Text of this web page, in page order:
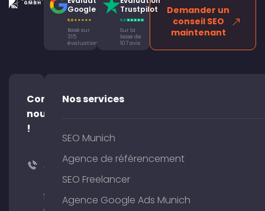
Google
Basé sur
315
évaluations
Trustpilot
Sur la
base de
107 avis
Demander un
conseil SEO
maintenant
Contacte-
nous
!
+49
176
Nos services
SEO Munich
Agence de référencement
SEO Freelancer
Agence Google Ads Munich